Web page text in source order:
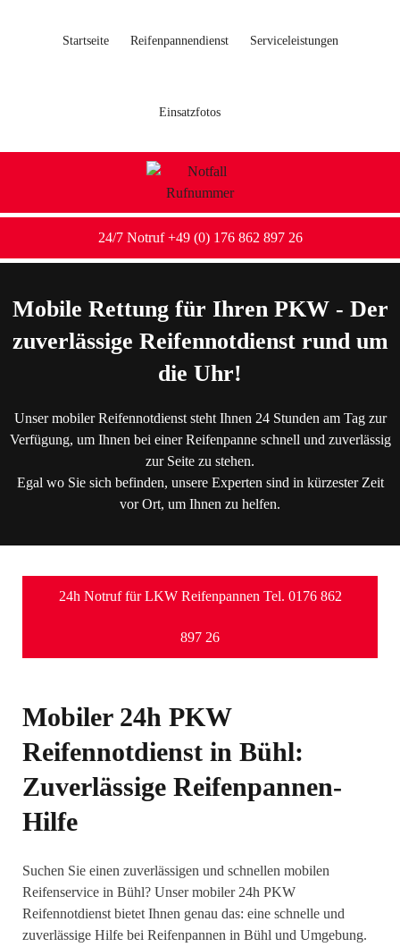
Startseite Reifenpannendienst Serviceleistungen
Einsatzfotos
24/7 Notruf +49 (0) 176 862 897 26
Mobile Rettung für Ihren PKW - Der
zuverlässige Reifennotdienst rund um
die Uhr!
Unser mobiler Reifennotdienst steht Ihnen 24 Stunden am Tag zur
Verfügung, um Ihnen bei einer Reifenpanne schnell und zuverlässig
zur Seite zu stehen.
Egal wo Sie sich befinden, unsere Experten sind in kürzester Zeit
vor Ort, um Ihnen zu helfen.
24h Notruf für LKW Reifenpannen Tel. 0176 862
897 26
Mobiler 24h PKW
Reifennotdienst in Bühl:
Zuverlässige Reifenpannen-
Hilfe
Suchen Sie einen zuverlässigen und schnellen mobilen
Reifenservice in Bühl? Unser mobiler 24h PKW
Reifennotdienst bietet Ihnen genau das: eine schnelle und
zuverlässige Hilfe bei Reifenpannen in Bühl und Umgebung.